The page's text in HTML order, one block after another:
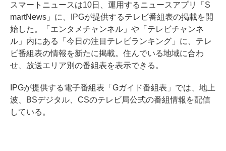
スマートニュースは10日、運用するニュースアプリ「S
martNews」に、IPGが提供するテレビ番組表の掲載を開
始した。「エンタメチャンネル」や「テレビチャンネ
ル」内にある「今日の注目テレビランキング」に、テレ
ビ番組表の情報を新たに掲載。住んでいる地域に合わ
せ、放送エリア別の番組表を表示できる。
IPGが提供する電子番組表「Gガイド番組表」では、地上
波、BSデジタル、CSのテレビ局公式の番組情報を配信
している。